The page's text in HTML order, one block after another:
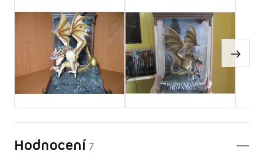
Hodnocení 7